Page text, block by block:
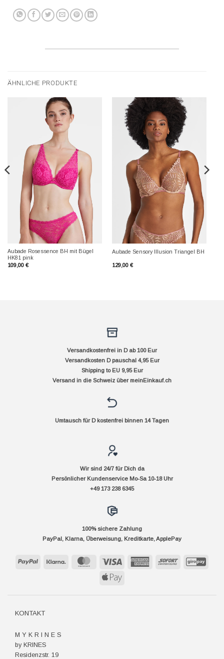
ÄHNLICHE PRODUKTE
Aubade Rosessence BH mit Bügel
HK81 pink
109,00 €
Aubade Sensory Illusion Triangel BH
129,00 €
Versandkostenfrei in D ab 100 Eur
Versandkosten D pauschal 4,95 Eur
Shipping to EU 9,95 Eur
Versand in die Schweiz über meinEinkauf.ch
Umtausch für D kostenfrei binnen 14 Tagen
Wir sind 24/7 für Dich da
Persönlicher Kundenservice Mo-Sa 10-18 Uhr
+49 173 238 6345
100% sichere Zahlung
PayPal, Klarna, Überweisung, Kreditkarte, ApplePay
PayPal Klarna MasterCard Visa
AmericanSofort
Apple
KONTAKT
M Y K R I N E S
by KRINES
Residenzstr. 19